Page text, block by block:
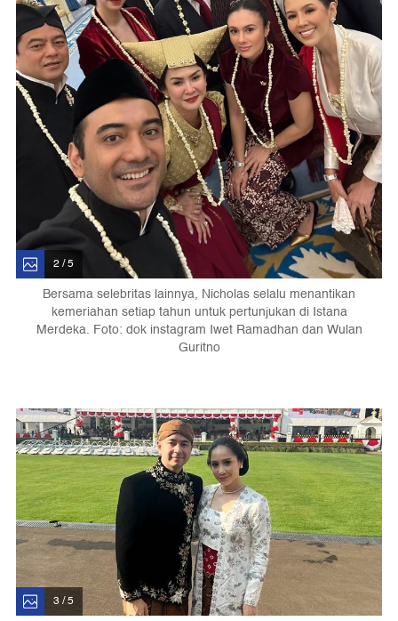
2 / 5
Bersama selebritas lainnya, Nicholas selalu menantikan
kemeriahan setiap tahun untuk pertunjukan di Istana
Merdeka. Foto: dok instagram Iwet Ramadhan dan Wulan
Guritno
3 / 5